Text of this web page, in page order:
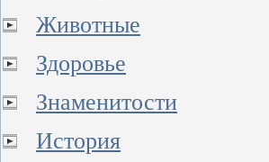
Животные
Здоровье
Знаменитости
История